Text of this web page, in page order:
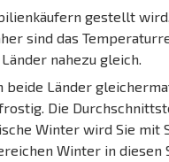
gestellt
sind das
nahezu gleich.
beide Länder
Die
Winter wird Sie
Winter in